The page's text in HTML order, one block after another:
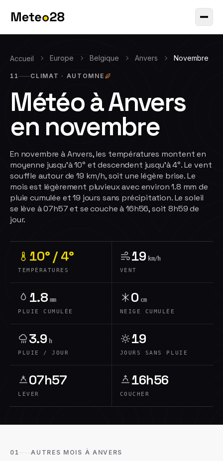
Accueil Europe Belgique Anvers Novembre
11 CLIMAT · AUTOMNE
Météo àAnvers
en novembre
En novembre à Anvers, les températures montent en
moyenne jusqu'à 10° et descendent jusqu'à 4°. Le vent
souffle autour de 19 km/h, soit une légère brise. Le
mois est légèrement pluvieux avec environ 1.8 mm de
pluie cumulée et 19 jours sans précipitation. Le soleil
se lève à 07h57 et se couche à 16h56, soit 8h59 de
jour.
10° / 4°
TEMPÉRATURES
19 km/h
VENT
1.8 mm
PLUIE CUMULÉE
0 cm
NEIGE CUMULÉE
3.9 h
PLUIE / JOUR
19
JOURS SANS PLUIE
07h57
LEVER
16h56
COUCHER
01 AUTRES MOIS À ANVERS